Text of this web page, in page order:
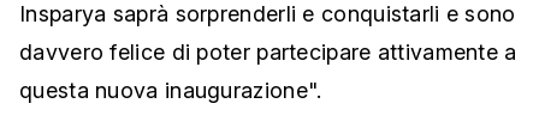
Insparya saprà sorprenderli e conquistarli e sono
davvero felice di poter partecipare attivamente a
questa nuova inaugurazione".